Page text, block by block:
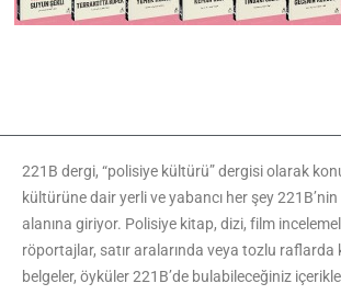
221B dergi, “polisiye kültürü” dergisi olarak
kültürüne dair yerli ve yabancı her şey
alanına giriyor. Polisiye kitap, dizi, film
röportajlar, satır aralarında veya tozlu raflarda
belgeler, öyküler 221B’de bulabileceğiniz